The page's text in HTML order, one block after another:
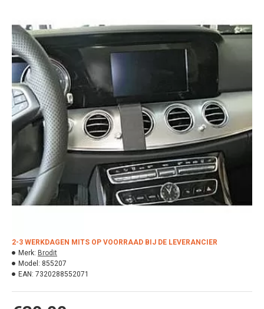
2-3 WERKDAGEN MITS OP VOORRAAD BIJ DE LEVERANCIER
Merk: Brodit
Model: 855207
EAN: 7320288552071